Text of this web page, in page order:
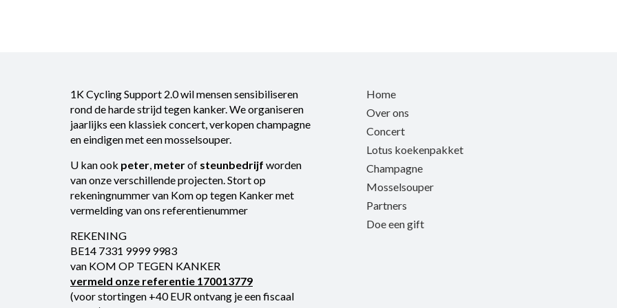
1K Cycling Support 2.0 wil mensen sensibiliseren
rond de harde strijd tegen kanker. We organiseren
jaarlijks een klassiek concert, verkopen champagne
en eindigen met een mosselsouper.
U kan ook peter, meterof steunbedrijf worden
van onze verschillende projecten. Stort op
rekeningnummer van Kom op tegen Kanker met
vermelding van ons referentienummer
REKENING
BE14 7331 9999 9983
van KOM OP TEGEN KANKER
vermeld onze referentie 170013779
(voor stortingen +40 EUR ontvang je een fiscaal
Home
Over ons
Concert
Lotus koekenpakket
Champagne
Mosselsouper
Partners
Doe een gift